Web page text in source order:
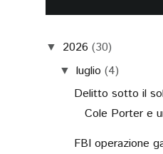
▼ 2026 (30)
▼ luglio (4)
Delitto sotto il
Cole Porter e
FBI operazione